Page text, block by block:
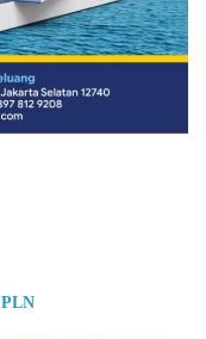
PLN